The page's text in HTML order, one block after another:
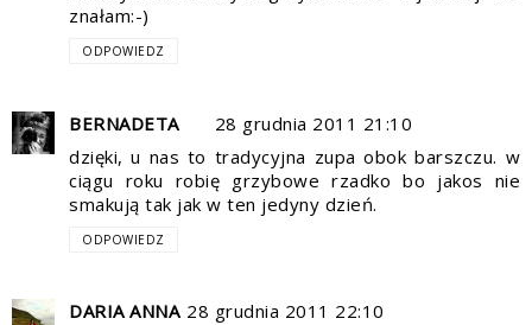
znałam:-)
ODPOWIEDZ
BERNADETA
28 grudnia 2011 21:10
dzięki, u nas to tradycyjna zupa obok barszczu. w
ciągu roku robię grzybowe rzadko bo jakos nie
smakują tak jak w ten jedyny dzień.
ODPOWIEDZ
DARIA ANNA 28 grudnia 2011 22:10